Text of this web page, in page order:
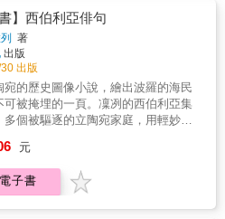
執，而是整個中世紀權力結構的對撞
是否貧窮？」這個看似純哲學的問
決定了教廷的統治根基。Ⅳ. 地下的審
、恐懼與政治少女被當成「女巫」，
與修士也遭牽連。宗教審判者紀伯納
以恐懼與逼供操縱敘事，將所有死者
造成「異端陰謀」。此時，真相離理
遠，卻離權力越來越近。Ⅴ. 圖書館迷
解結界與文字的陷阱威廉與阿德索重
在濃霧與黑暗中逐的推敲線索：迷宮
密、房間的語言符碼、「Africae
入口，以及那面似門非門的鏡子。第
愛好者的漫畫書。貝克德爾結合了豐
與精確的意象，創造出一部精采奪目
」──《紐約時報》書評「二十一世紀
及非文學書籍的傑作。」──《美國今
評「貝克德爾這部回憶錄的圖像敘事
的豐富內涵、深度、文學共鳴，以及
的複雜層次。」──《柯克斯書評》
市女性權益促進會理事長）「貝克德
對抗著成長的環境與逃脫的衝動，用
圖畫與文字為自己在這個多才、博
為寂寞的家庭裡找到存在意義。我讚
的心思與多樣的才華──兼有美妙的文
驚嘆的作畫。《歡樂之家》是一則複
童年紀事。」──吉兒‧索洛威(Jill
，影集《六呎風雲》(Six Feet
《透明家庭》(Transparent)編劇暨製
歡樂之家》如此出色的特質，也是它
的原因：它毫不避諱地直視性與壓
也申論了閱讀如何能救人一命。」──
、藝術詮釋的視覺派對，他透過復古
幻民族風的核彈等級圖像敘事，重現
民俗真菌學」開創者瓦森與妻子瓦倫
生追尋與迷幻蘑菇起源的傳奇。它同
人畢生彼此扶持的愛情紀錄，更是獻
讀者的一場視覺與心靈大冒險。布洛
特藝術風格融合了：◆1970年代地下
人Rick Griffin、Moebius開創的道路）
電子音樂視覺語彙以圖像＋漫畫的
現華森夫婦 跨文化、跨學科的心靈旅
品的全新角度。他以電影手法寫實改
拉夫特重要代表作，媲美好萊塢億萬
上電影。★手塚治蟲文化獎、艾斯納
蘭國際漫畫節等等，日美法權威漫畫
，第一位獲得世界級好評的改編洛夫
作品的日本漫畫家！【系列得獎紀
年入圍第22屆手塚治蟲文化獎決選
★2018年法國安古蘭國際漫畫節參展
亞洲最優秀作品獎（Prix Asie
ACBD）★2019年法國日本博覽
貓〉、〈外神〉三篇幻夢境系列經典
啟洛夫克拉夫特傑作集新境界！【本
★克蘇魯神話是在上世紀20年代開
夫克拉夫特一系列作品為開端，經由
夫特的友人加以整理後成為一個重要
說創作世界觀。其中的創作核心「不
恐怖」、「未知的恐懼」、「來自外
神」等等，成為日後恐怖創作的重要
，散見於東西方各種電影、小說、遊
三，全都受其影響，而有許多以此世
的精彩作品。★20世紀的洛夫克拉夫
在現代已經較難符合當代讀者的閱讀
書】西伯利亞俳句
著
出版
出版
宛的歷史圖像小說，繪出波羅的海民
可被掩埋的一頁。凜冽的西伯利亞集
多個被驅逐的立陶宛家庭，用輕妙的
像，譜出二戰期間流放者的哀歌。出
年的立陶宛自傳式歷史圖文書，其深
與強烈的圖像風格引起讀者的廣泛共
元
電子書